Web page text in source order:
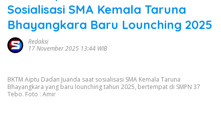
Sosialisasi SMA Kemala Taruna
Bhayangkara Baru Lounching 2025
Redaksi
17 November 2025 13:44 WIB
BKTM Aiptu Dadan Juanda saat sosialisasi SMA Kemala Taruna
Bhayangkara yang baru lounching tahun 2025, bertempat di SMPN 37
Tebo. Foto : Amir